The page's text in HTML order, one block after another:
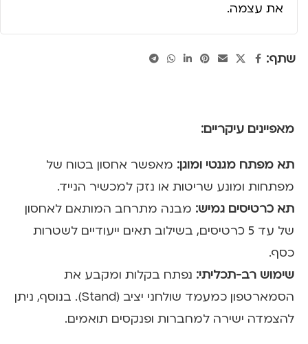
את עצמה.
שתף:
מאפיינים עיקריים:
תא מפתח מגנטי ומוגן: מאפשר אחסון בטוח של
מפתחות ומונע שריטות או נזק למכשיר הנייד.
תא כרטיסים גמיש: מבנה מתרחב המותאם לאחסון
של עד 5 כרטיסים, בשילוב תאים ייעודיים לשטרות
כסף.
שימוש רב-תכליתי: נפתח בקלות ומקבע את
הסמארטפון כמעמד שולחני יציב (Stand). בנוסף, ניתן
להצמדה ישירה למחברות ופנקסים תואמים.